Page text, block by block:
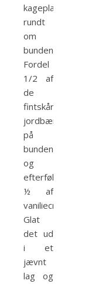
kageplast/bagepapir
rundt
om
bunden.
Fordel
1/2 af
de
fintskårne
jordbær
på
bunden
og
efterfølgende
½ af
vaniliecremen.
Glat
det ud
i et
jævnt
lag og